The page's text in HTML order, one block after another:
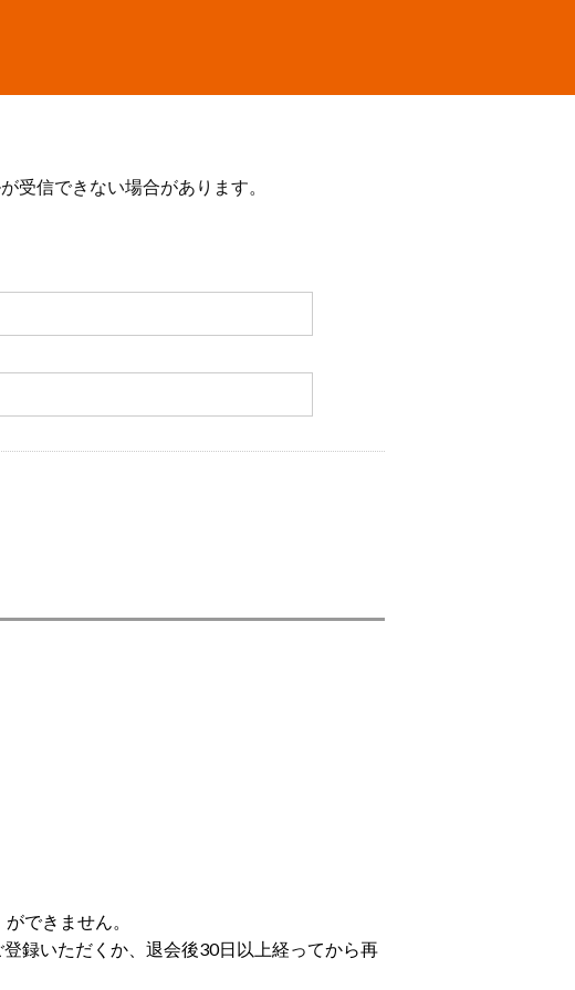
受信できない場合があります。
できません。
録いただくか、退会後30日以上経ってから再